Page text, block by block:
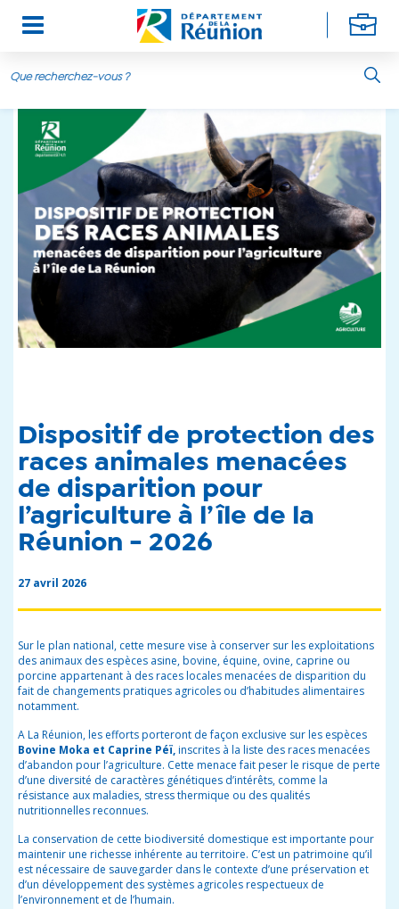
Dispositif de protection des
races animales menacées
de disparition pour
l’agriculture à l’île de la
Réunion - 2026
27 avril 2026
Sur le plan national, cette mesure vise à conserver sur les exploitations
des animaux des espèces asine, bovine, équine, ovine, caprine ou
porcine appartenant à des races locales menacées de disparition du
fait de changements pratiques agricoles ou d’habitudes alimentaires
notamment.
A La Réunion, les efforts porteront de façon exclusive sur les espèces
Bovine Moka et Caprine Péï,inscrites à la liste des races menacées
d’abandon pour l’agriculture. Cette menace fait peser le risque de perte
d’une diversité de caractères génétiques d’intérêts, comme la
résistance aux maladies, stress thermique ou des qualités
nutritionnelles reconnues.
La conservation de cette biodiversité domestique est importante pour
maintenir une richesse inhérente au territoire. C’est un patrimoine qu’il
est nécessaire de sauvegarder dans le contexte d’une préservation et
d’un développement des systèmes agricoles respectueux de
l’environnement et de l’humain.